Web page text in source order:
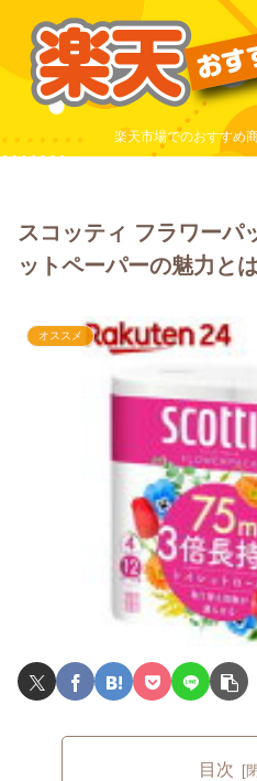
楽天市場でのおすすめ
スコッティ フラワーパ
ットペーパーの魅力と
オススメ
目次